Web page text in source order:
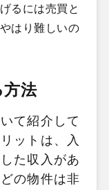
るには売買と
はり難しいの
方法
て紹介して
ットは、入
た収入があ
の物件は非